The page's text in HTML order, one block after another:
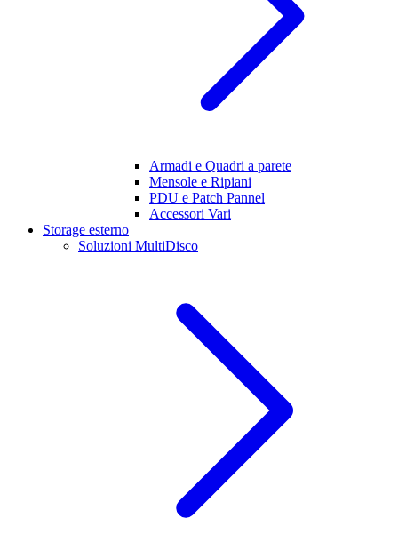
Armadi e Quadri a parete
Mensole e Ripiani
PDU e Patch Pannel
Accessori Vari
Storage esterno
Soluzioni MultiDisco